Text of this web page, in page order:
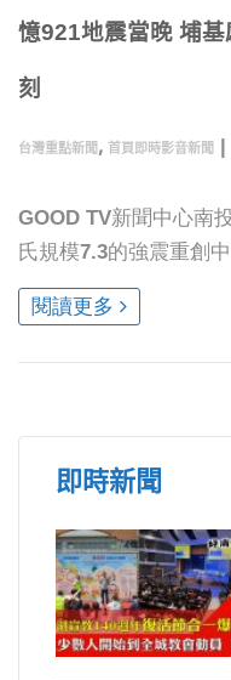
憶921地震當晚 埔
刻
台灣重點新聞 , 首頁即時影音新聞
GOOD TV新聞中心南
氏規模7.3的強震重創
閱讀更多
即時新聞